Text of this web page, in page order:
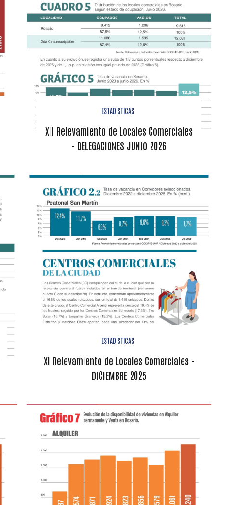
ESTADÍSTICAS
XII Relevamiento de Locales Comerciales
- DELEGACIONES JUNIO 2026
ESTADÍSTICAS
XI Relevamiento de Locales Comerciales -
DICIEMBRE 2025